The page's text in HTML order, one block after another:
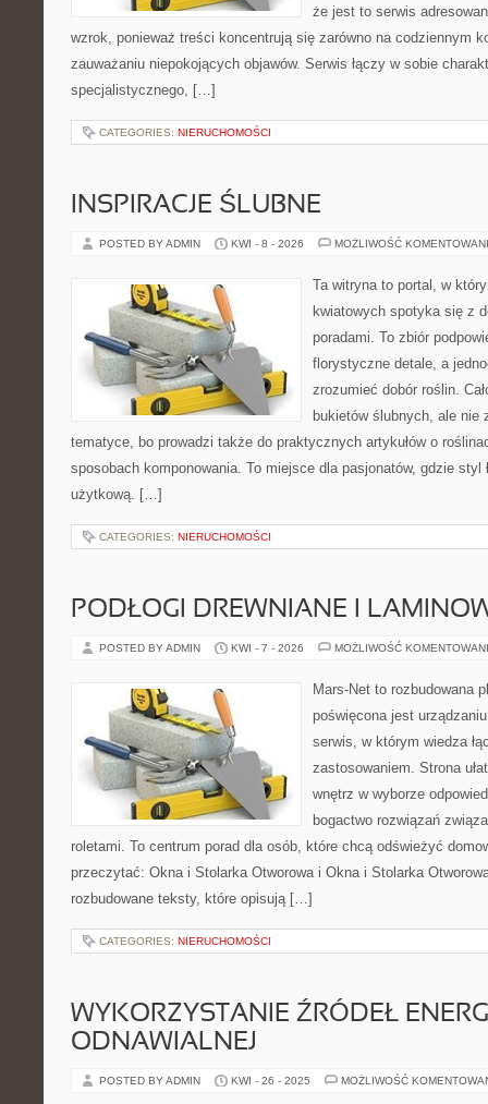
że jest to serwis
wzrok, ponieważ treści koncentrują się zarówno na codziennym
zauważaniu niepokojących objawów. Serwis łączy w sobie
specjalistycznego, […]
CATEGORIES: NIERUCHOMOŚCI
INSPIRACJE ŚLUBNE
POSTED BY ADMIN KWI - 8 - 2026 MOŻLIWOŚĆ
Ta witryna to portal, w
kwiatowych spotyka się z
poradami. To zbiór
florystyczne detale, a
zrozumieć dobór roślin.
bukietów ślubnych, ale nie
tematyce, bo prowadzi także do praktycznych artykułów o
sposobach komponowania. To miejsce dla pasjonatów, gdzie styl
użytkową. […]
CATEGORIES: NIERUCHOMOŚCI
PODŁOGI DREWNIANE I
POSTED BY ADMIN KWI - 7 - 2026 MOŻLIWOŚĆ
Mars-Net to rozbudowana
poświęcona jest
serwis, w którym wiedza
zastosowaniem. Strona
wnętrz w wyborze
bogactwo rozwiązań
roletami. To centrum porad dla osób, które chcą odświeżyć
przeczytać: Okna i Stolarka Otworowa i Okna i Stolarka
rozbudowane teksty, które opisują […]
CATEGORIES: NIERUCHOMOŚCI
WYKORZYSTANIE ŹRÓDEŁ
ODNAWIALNEJ
POSTED BY ADMIN KWI - 26 - 2025 MOŻLIWOŚĆ